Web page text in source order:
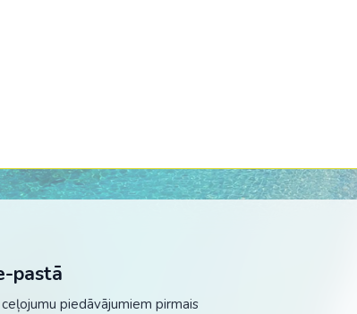
pastā
piedāvājumiem pirmais